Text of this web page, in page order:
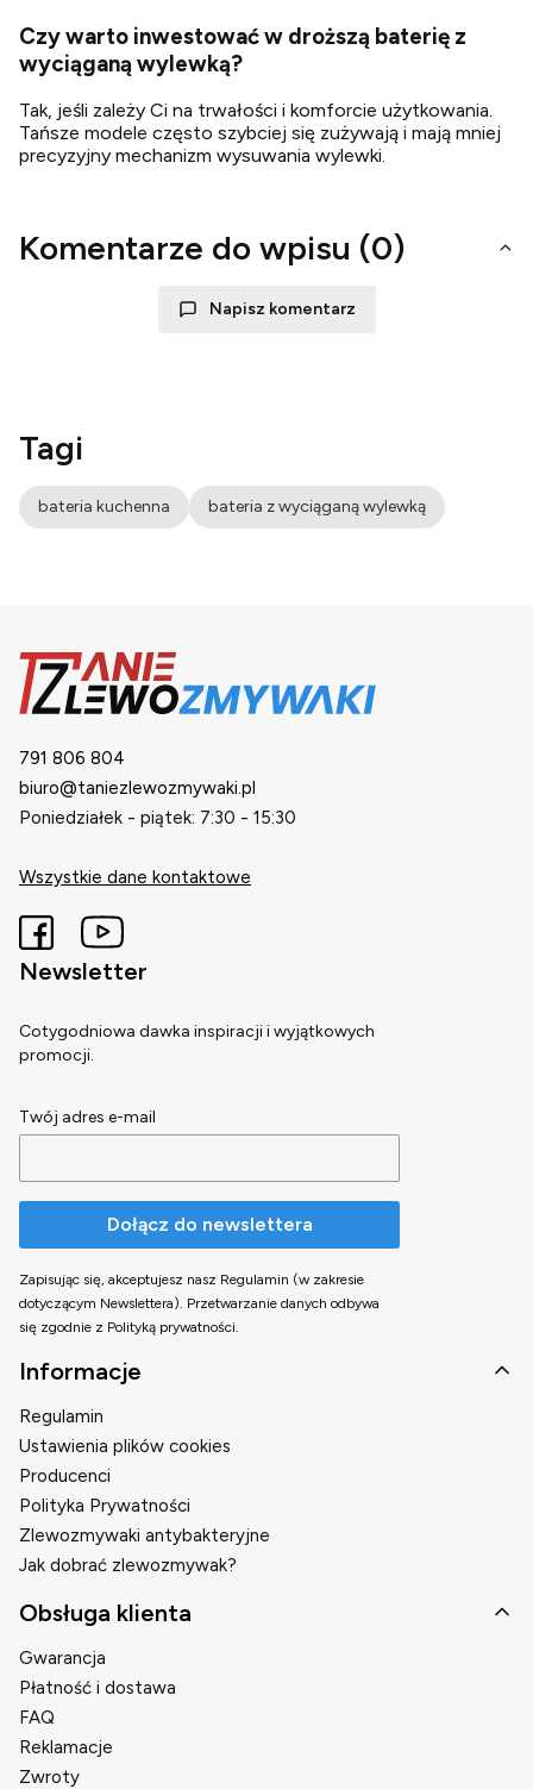
Czy warto inwestować w droższą baterię z
wyciąganą wylewką?
Tak, jeśli zależy Ci na trwałości i komforcie użytkowania.
Tańsze modele często szybciej się zużywają i mają mniej
precyzyjny mechanizm wysuwania wylewki.
Komentarze do wpisu (0)
Napisz komentarz
Tagi
bateria kuchenna bateria z wyciąganą wylewką
791 806 804
biuro@taniezlewozmywaki.pl
Poniedziałek - piątek: 7:30 - 15:30
Wszystkie dane kontaktowe
Newsletter
Cotygodniowa dawka inspiracji i wyjątkowych
promocji.
Twój adres e-mail
Dołącz do newslettera
Zapisując się, akceptujesz nasz Regulamin (w zakresie
dotyczącym Newslettera). Przetwarzanie danych odbywa
się zgodnie z Polityką prywatności.
Linki w stopce
Informacje
Regulamin
Ustawienia plików cookies
Producenci
Polityka Prywatności
Zlewozmywaki antybakteryjne
Jak dobrać zlewozmywak?
Obsługa klienta
Gwarancja
Płatność i dostawa
FAQ
Reklamacje
Zwroty